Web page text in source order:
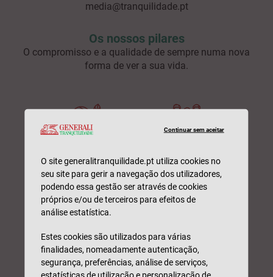
media@tranquilidade.pt
Os nossos pilares
O compromisso e a qualidade de sempre numa nova
forma de ver a sua vida.
SUSTENTABILIDADE
Comunidade,
Educação e
Prevenção são áreas
prioritárias das
nossas ações
Saber Mais
RECURSOS
HUMANOS
Gerimos e
motivamos o talento
Tranquilidade
Saber Mais
Continuar sem aceitar
O site generalitranquilidade.pt utiliza cookies no
seu site para gerir a navegação dos utilizadores,
podendo essa gestão ser através de cookies
próprios e/ou de terceiros para efeitos de
análise estatística.
Estes cookies são utilizados para várias
finalidades, nomeadamente autenticação,
segurança, preferências, análise de serviços,